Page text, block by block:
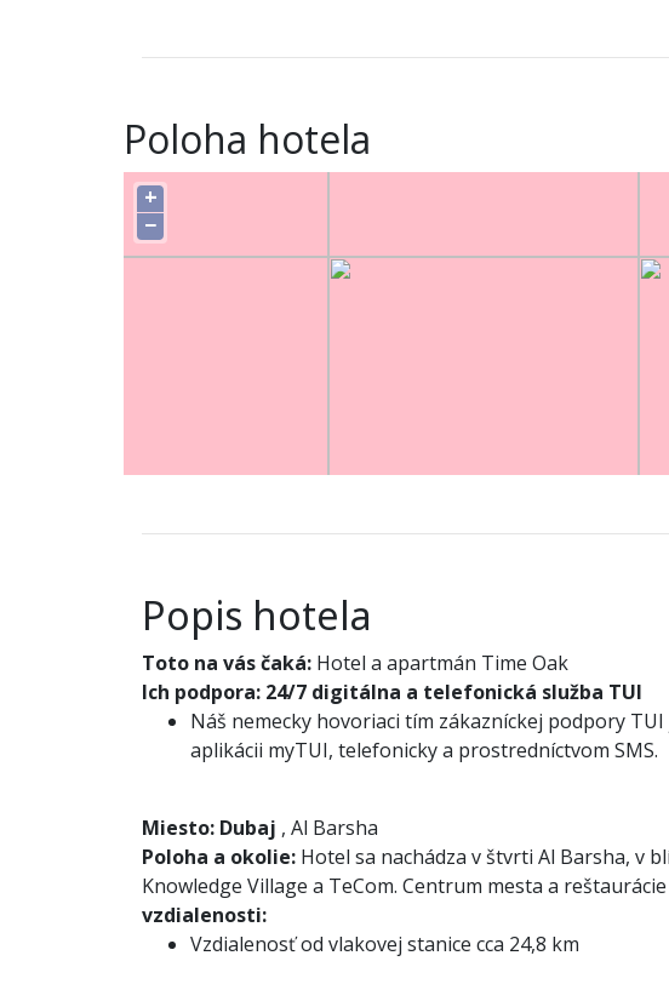
Poloha hotela
+
−
Popis hotela
Toto na vás čaká: Hotel a apartmán Time Oak
Ich podpora: 24/7 digitálna a telefonická služba TUI
Náš nemecky hovoriaci tím zákazníckej podpory
aplikácii myTUI, telefonicky a prostredníctvom SMS.
Miesto: Dubaj , Al Barsha
Poloha a okolie: Hotel sa nachádza v štvrti Al Barsha, v
Knowledge Village a TeCom. Centrum mesta a
vzdialenosti:
Vzdialenosť od vlakovej stanice cca 24,8 km